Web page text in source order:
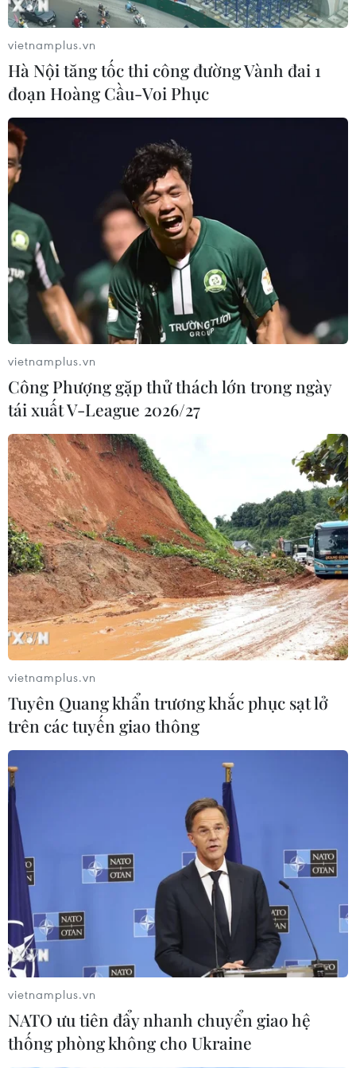
vietnamplus.vn
Hà Nội tăng tốc thi công đường Vành đai 1
đoạn Hoàng Cầu-Voi Phục
vietnamplus.vn
Công Phượng gặp thử thách lớn trong ngày
tái xuất V-League 2026/27
vietnamplus.vn
Tuyên Quang khẩn trương khắc phục sạt lở
trên các tuyến giao thông
vietnamplus.vn
NATO ưu tiên đẩy nhanh chuyển giao hệ
thống phòng không cho Ukraine